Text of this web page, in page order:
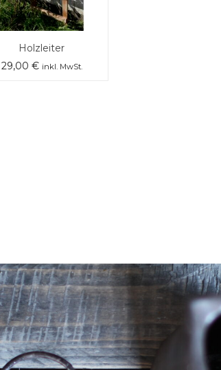
Holzleiter
29,00 € inkl. MwSt.